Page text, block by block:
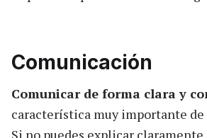
Comunicación
Comunicar de forma clara y
característica muy importante
Si no puedes explicar